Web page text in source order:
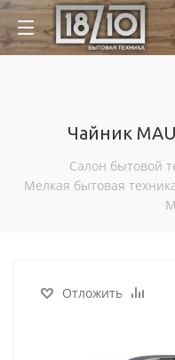
Чайник
Салон бытовой
Мелкая бытовая
Отложить